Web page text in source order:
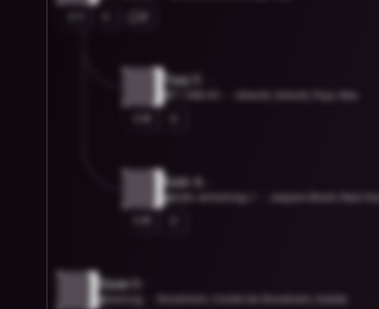
Tam V.
Utrecht, Utrecht, Pays-Bas
Kate A.
@kate-armstrong-1
Jaspers Brush, New
Hans O.
@hansog Stockholm, Comté de Stockholm, Suède